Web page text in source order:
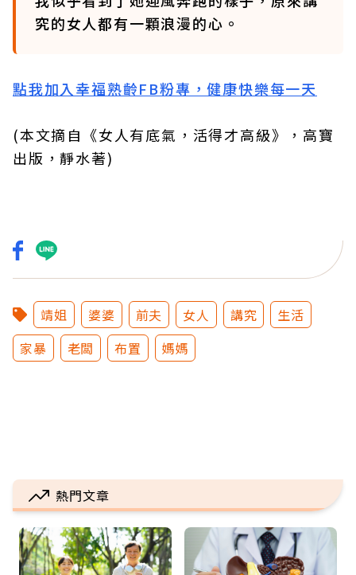
究的女人都有一顆浪漫的心。
點我加入幸福熟齡FB粉專，健康快樂每一天
(本文摘自《女人有底氣，活得才高級》，高寶
出版，靜水著)
靖姐 婆婆 前夫 女人 講究
生活
家暴
老闆 布置 媽媽
熱門文章